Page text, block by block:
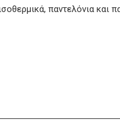
παντελόνια και